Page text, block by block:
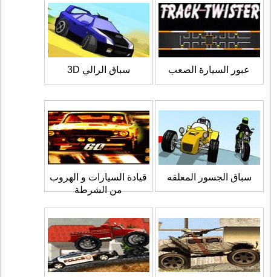
عبور السيارة الصعب سباق الرالي 3D
سباق الجسور المعلقه
قيادة السيارات و الهروب
من الشرطة